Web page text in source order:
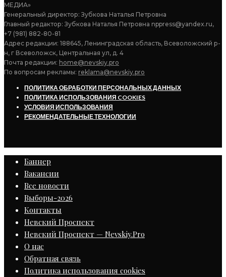
МЕДИА»
Генеральный директор: Зубкова Наталья Петровна
Главный редактор: Зубкова Наталья Петровна nppress@yandex.ru,
+7 (981) 882-80-81
Адрес редакции: 188645, Ленинградская область, Всеволожский р-
н, г Всеволожск, Центральная ул, д. 4
Почта редакции: home@nevskiy.pro
По вопросам рекламы: reklama@nevskiy.pro
ПОЛИТИКА ОБРАБОТКИ ПЕРСОНАЛЬНЫХ ДАННЫХ
ПОЛИТИКА ИСПОЛЬЗОВАНИЯ COOKIES
УСЛОВИЯ ИСПОЛЬЗОВАНИЯ
РЕКОМЕНДАТЕЛЬНЫЕ ТЕХНОЛОГИИ
Баннер
Вакансии
Все новости
Выборы-2026
Контакты
Невский Проспект
Невский Проспект — Nevskiy.Pro
О нас
Обратная связь
Политика использования cookies